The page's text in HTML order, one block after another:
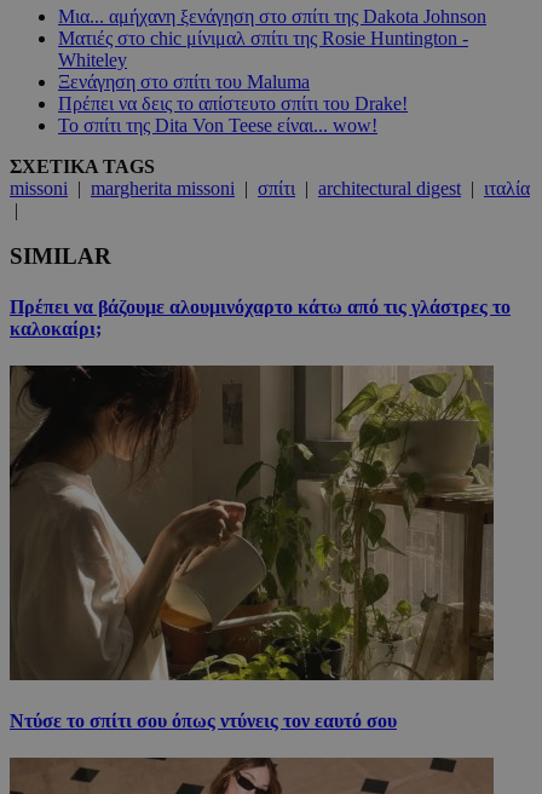
Mια... αμήχανη ξενάγηση στο σπίτι της Dakota Johnson
Ματιές στο chic μίνιμαλ σπίτι της Rosie Huntington -
Whiteley
Ξενάγηση στο σπίτι του Maluma
Πρέπει να δεις το απίστευτο σπίτι του Drake!
Το σπίτι της Dita Von Teese είναι... wow!
ΣΧΕΤΙΚΑ TAGS
missoni | margherita missoni | σπίτι | architectural digest | ιταλία
|
SIMILAR
Πρέπει να βάζουμε αλουμινόχαρτο κάτω από τις γλάστρες το
καλοκαίρι;
Ντύσε το σπίτι σου όπως ντύνεις τον εαυτό σου